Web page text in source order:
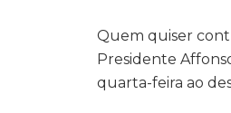
Quem quiser
Presidente
quarta-feira ao